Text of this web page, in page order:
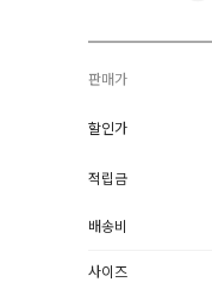
판매가
할인가
적립금
배송비
사이즈